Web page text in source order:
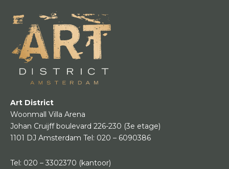
Art District
Woonmall Villa Arena
Johan Cruijff boulevard 226-230 (3e etage)
1101 DJ Amsterdam Tel: 020 – 6090386
Tel: 020 – 3302370 (kantoor)